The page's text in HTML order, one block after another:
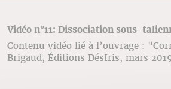
Vidéo n°11: Dissociation sous-
Contenu vidéo lié à l’ouvrage :
Brigaud, Éditions DésIris, mars